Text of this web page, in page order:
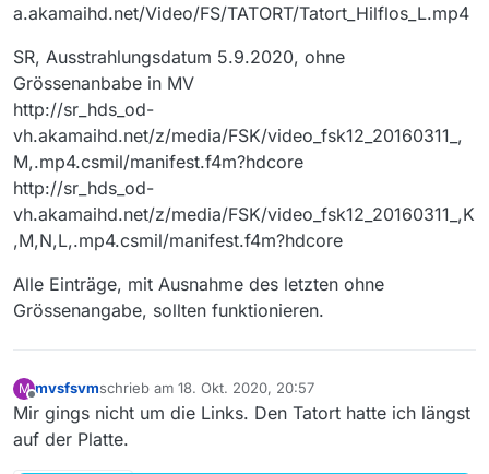
a.akamaihd.net/Video/FS/TATORT/Tatort_Hilflos_L.mp4
SR, Ausstrahlungsdatum 5.9.2020, ohne
Grössenanbabe in MV
http://sr_hds_od-
vh.akamaihd.net/z/media/FSK/video_fsk12_20160311_,
M,.mp4.csmil/manifest.f4m?hdcore
http://sr_hds_od-
vh.akamaihd.net/z/media/FSK/video_fsk12_20160311_,K
,M,N,L,.mp4.csmil/manifest.f4m?hdcore
Alle Einträge, mit Ausnahme des letzten ohne
Grössenangabe, sollten funktionieren.
M
Offline
mvsfsvmschrieb am 18. Okt. 2020, 20:57
zuletzt editiert von
Mir gings nicht um die Links. Den Tatort hatte ich längst
auf der Platte.